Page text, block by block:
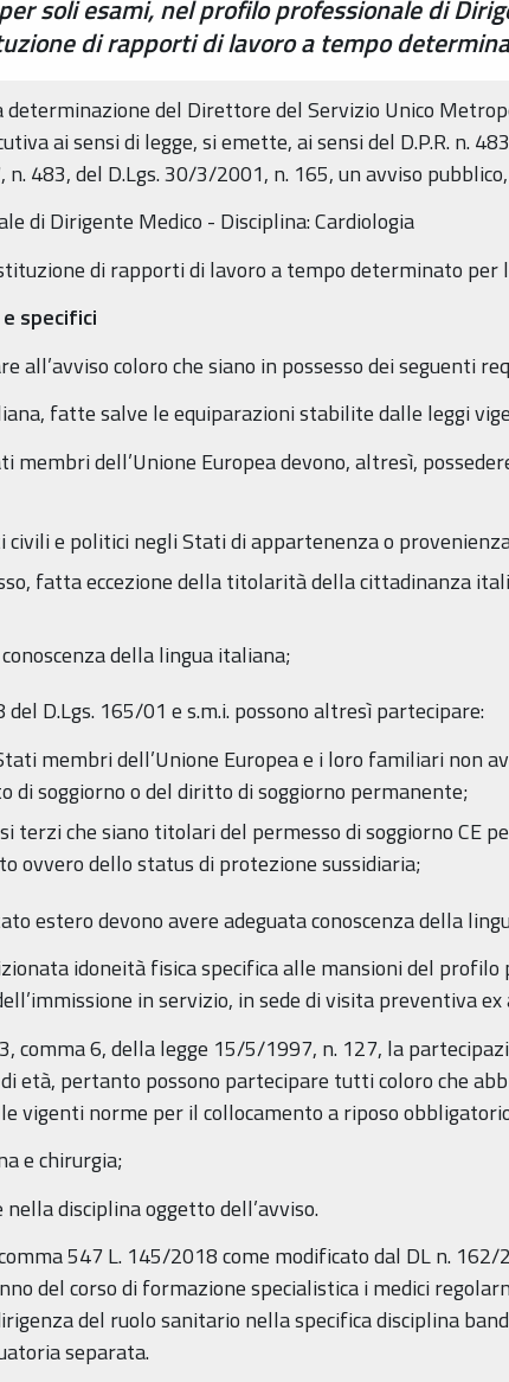
soli esami, nel profilo professionale di
di rapporti di lavoro a tempo
del Direttore del Servizio Unico
ai sensi di legge, si emette, ai sensi del D.P.R. n.
n. 483, del D.Lgs. 30/3/2001, n. 165, un avviso
di Dirigente Medico - Disciplina: Cardiologia
di rapporti di lavoro a tempo determinato per
specifici
all’avviso coloro che siano in possesso dei seguenti
fatte salve le equiparazioni stabilite dalle leggi
membri dell’Unione Europea devono, altresì,
civili e politici negli Stati di appartenenza o
fatta eccezione della titolarità della cittadinanza
della lingua italiana;
del D.Lgs. 165/01 e s.m.i. possono altresì partecipare:
membri dell’Unione Europea e i loro familiari non
di soggiorno o del diritto di soggiorno permanente;
terzi che siano titolari del permesso di soggiorno CE
ovvero dello status di protezione sussidiaria;
estero devono avere adeguata conoscenza della
idoneità fisica specifica alle mansioni del
in servizio, in sede di visita preventiva ex
comma 6, della legge 15/5/1997, n. 127, la
età, pertanto possono partecipare tutti coloro che
vigenti norme per il collocamento a riposo
e chirurgia;
disciplina oggetto dell’avviso.
547 L. 145/2018 come modificato dal DL n.
del corso di formazione specialistica i medici
del ruolo sanitario nella specifica disciplina
separata.